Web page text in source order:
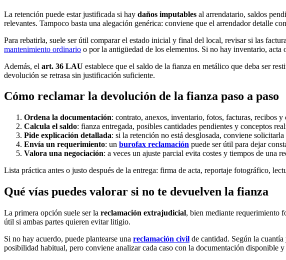
La retención puede estar justificada si hay daños imputables al arrendatario, saldos
relevantes. Tampoco basta una alegación genérica: conviene que el arrendador detalle
Para rebatirla, suele ser útil comparar el estado inicial y final del local, revisar si las
mantenimiento ordinario o por la antigüedad de los elementos. Si no hay inventario,
Además, el art. 36 LAU establece que el saldo de la fianza en metálico que deba ser
devolución se retrasa sin justificación suficiente.
Cómo reclamar la devolución de la fianza paso a paso
Ordena la documentación: contrato, anexos, inventario, fotos, facturas, recibos y
Calcula el saldo: fianza entregada, posibles cantidades pendientes y conceptos
Pide explicación detallada: si la retención no está desglosada, conviene
Envía un requerimiento: un burofax reclamación puede ser útil para dejar
Valora una negociación: a veces un ajuste parcial evita costes y tiempos de una
Lista práctica antes o justo después de la entrega: firma de acta, reportaje fotográfico,
Qué vías puedes valorar si no te devuelven la fianza
La primera opción suele ser la reclamación extrajudicial, bien mediante requerimiento
útil si ambas partes quieren evitar litigio.
Si no hay acuerdo, puede plantearse una reclamación civil de cantidad. Según la
posibilidad habitual, pero conviene analizar cada caso con la documentación disponible